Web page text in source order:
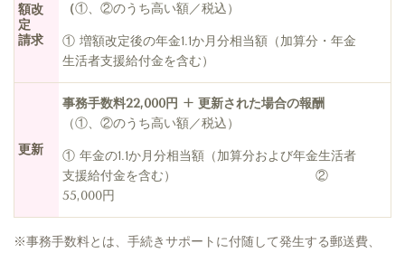
額改
定
請求
（①、②のうち高い額／税込）
① 増額改定後の年金1.1か月分相当額（加算分・年金
生活者支援給付金を含む）
更新
事務手数料22,000円 + 更新された場合の報酬
（①、②のうち高い額／税込）
① 年金の1.1か月分相当額（加算分および年金生活者
支援給付金を含む） ②
55,000円
※事務手数料とは、手続きサポートに付随して発生する郵送費、